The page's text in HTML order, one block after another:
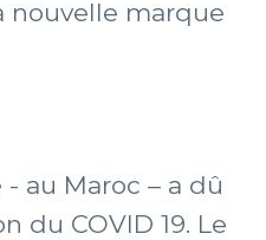
nouvelle marque
- au Maroc – a dû
du COVID 19. Le